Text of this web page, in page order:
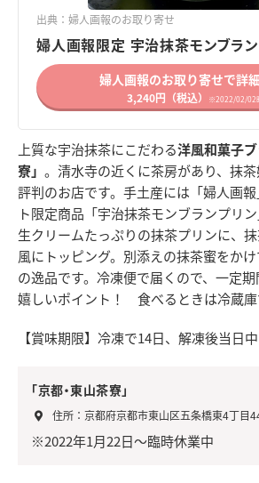
出典：婦人画報のお取り寄せ
婦人画報限定 宇治抹茶モンブラ
婦人画報のお取り寄せで詳
3,240円（税込） ※2022/02/02
上質な宇治抹茶にこだわる洋風和菓子
寮」 。清水寺の近くに茶房があり、抹
評判のお店です。手土産には「婦人画
ト限定商品「宇治抹茶モンブランプリ
生クリームたっぷりの抹茶プリンに、
風にトッピング。別添えの抹茶蜜をか
の逸品です。冷凍便で届くので、一定
嬉しいポイント！ 食べるときは冷蔵庫
【賞味期限】冷凍で14日、解凍後当日中
「京都・東山茶寮」
住所：京都府京都市東山区五条橋東4丁目
※2022年1月22日～臨時休業中